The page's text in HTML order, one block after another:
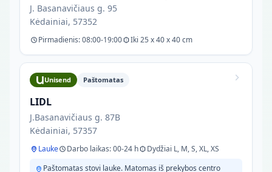
J. Basanavičiaus g. 95
Kėdainiai, 57352
Pirmadienis: 08:00-19:00 Iki 25 x 40 x 40 cm
Unisend Paštomatas
LIDL
J.Basanavičiaus g. 87B
Kėdainiai, 57357
Lauke Darbo laikas: 00-24 h
Dydžiai L, M, S, XL, XS
Paštomatas stovi lauke. Matomas iš prekybos centro